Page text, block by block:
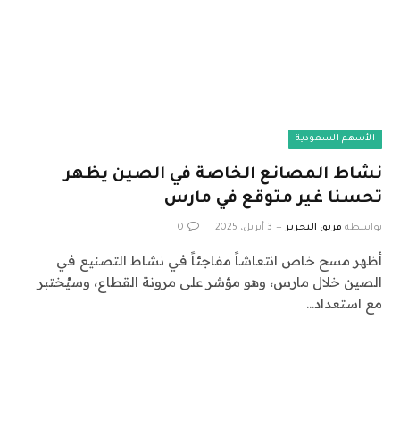
الأسهم السعودية
نشاط المصانع الخاصة في الصين يظهر
تحسنا غير متوقع في مارس
بواسطة فريق التحرير 3 أبريل، 2025 0
أظهر مسح خاص انتعاشاً مفاجئاً في نشاط التصنيع في
الصين خلال مارس، وهو مؤشر على مرونة القطاع، وسيُختبر
مع استعداد…